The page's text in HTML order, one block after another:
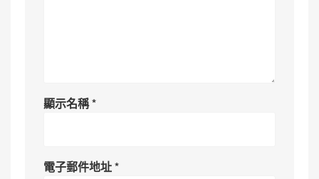
顯示名稱*
電子郵件地址*